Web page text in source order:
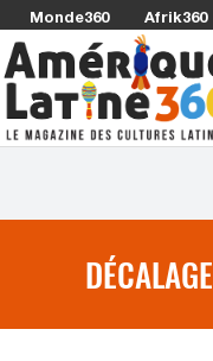
Monde360 Afrik360